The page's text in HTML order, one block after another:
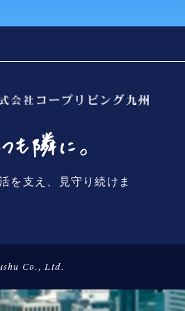
を支え、見守り続けま
Co., Ltd.